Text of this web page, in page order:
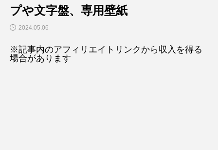
プや文字盤、専用壁紙
2024.05.06
※記事内のアフィリエイトリンクから収入を得る
場合があります